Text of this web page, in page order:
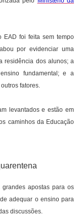
EAD foi feita sem tempo
por evidenciar uma
residência dos alunos; a
fundamental; e a
fatores.
levantados e estão em
caminhos da Educação
apostas para os
adequar o ensino para
discussões.